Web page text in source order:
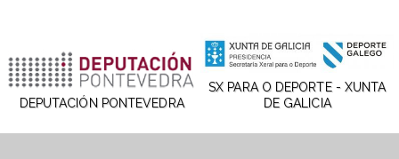
DEPUTACIÓN PONTEVEDRA
SX PARA O DEPORTE - XUNTA
DE GALICIA